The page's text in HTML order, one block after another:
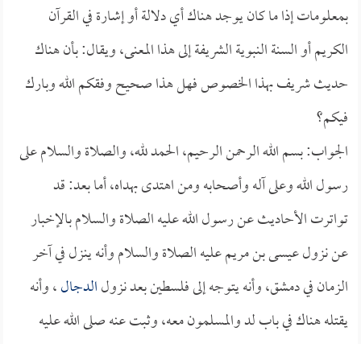
بمعلومات إذا ما كان يوجد هناك أي دلالة أو إشارة في القرآن
الكريم أو السنة النبوية الشريفة إلى هذا المعنى، ويقال: بأن هناك
حديث شريف بهذا الخصوص فهل هذا صحيح وفقكم الله وبارك
فيكم؟
الجواب: بسم الله الرحمن الرحيم، الحمد لله، والصلاة والسلام على
رسول الله وعلى آله وأصحابه ومن اهتدى بهداه، أما بعد: قد
تواترت الأحاديث عن رسول الله عليه الصلاة والسلام بالإخبار
عن نزول عيسى بن مريم عليه الصلاة والسلام وأنه ينزل في آخر
الزمان في دمشق، وأنه يتوجه إلى فلسطين بعد نزولالدجال، وأنه
يقتله هناك في باب لد والمسلمون معه، وثبت عنه صلى الله عليه